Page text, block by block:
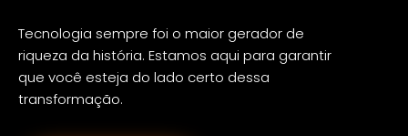
Acessar site